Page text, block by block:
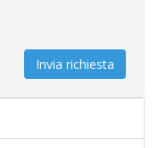
Invia richiesta